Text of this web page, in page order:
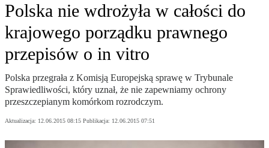
Polska nie wdrożyła w całości do
krajowego porządku prawnego
przepisów o in vitro
Polska przegrała z Komisją Europejską sprawę w Trybunale
Sprawiedliwości, który uznał, że nie zapewniamy ochrony
przeszczepianym komórkom rozrodczym.
Aktualizacja: 12.06.2015 08:15 Publikacja: 12.06.2015 07:51